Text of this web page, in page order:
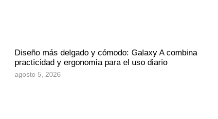
Diseño más delgado y cómodo: Galaxy A combina
practicidad y ergonomía para el uso diario
agosto 5, 2026